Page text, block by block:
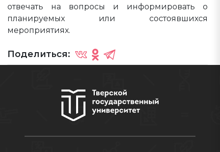
отвечать на вопросы и информировать о
планируемых или состоявшихся
мероприятиях.
Поделиться: